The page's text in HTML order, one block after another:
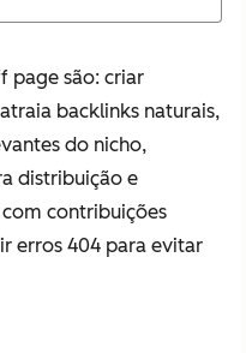
page são: criar
backlinks naturais,
do nicho,
distribuição e
contribuições
erros 404 para evitar